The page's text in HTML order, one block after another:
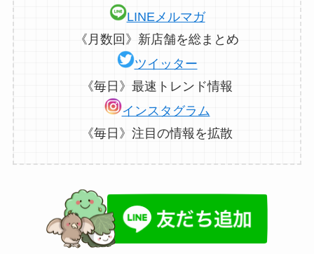
LINEメルマガ
《月数回》新店舗を総まとめ
ツイッター
《毎日》最速トレンド情報
インスタグラム
《毎日》注目の情報を拡散